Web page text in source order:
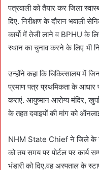
पत्रवाली को तैयार कर जिला
दिए. निरीक्षण के दौरान भवाली
कार्यो में तेजी लाने व BPHU के
स्थान का चुनाव करने के लिए भी
उन्होंने कहा कि चिकित्सालय में
प्रमाण पत्र प्रथमिकता के आधार
कराएं. आयुष्मान आरोग्य मंदिर,
के तहत दवाइयों की मांग को
NHM State Chief ने जिले के
को तय समय पर पोर्टल पर कार्य
भंडारी को दिए.वह अस्पताल के